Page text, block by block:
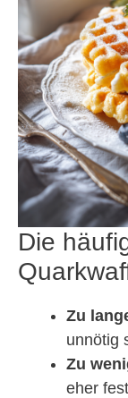
Die
Zu
unnötig
Zu
eher